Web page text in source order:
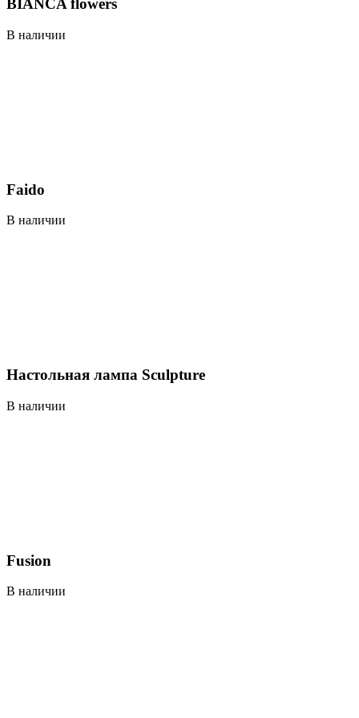
BIANCA flowers
В наличии
Faido
В наличии
Настольная лампа Sculpture
В наличии
Fusion
В наличии